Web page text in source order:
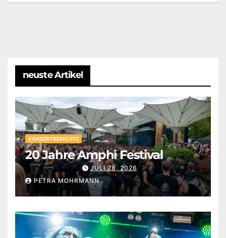
neuste Artikel
KONZERTBERICHTE
20 Jahre Amphi Festival
JULI 28, 2026
PETRA MOHRMANN